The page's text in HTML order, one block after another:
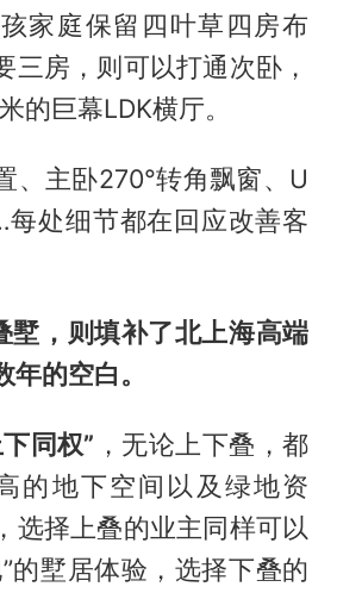
家庭保留四叶草四房布
三房，则可以打通次卧，
的巨幕LDK横厅。
、主卧270°转角飘窗、U
处细节都在回应改善客
墅，则填补了北上海高端
的空白。
同权” ，无论上下叠，都
的地下空间以及绿地资
选择上叠的业主同样可以
的墅居体验，选择下叠的